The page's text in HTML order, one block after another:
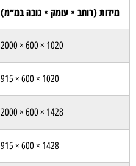
מידות (רוחב × עומק × גובה במ״מ)
1020 × 600 × 2000
1020 × 600 × 915
1428 × 600 × 2000
1428 × 600 × 915